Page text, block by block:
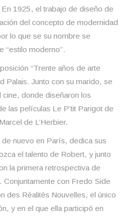
1925, el trabajo de diseño de
del concepto de modernidad
lo que se su nombre se
“estilo moderno”.
“Trente años de arte
Palais. Junto con su marido, se
cine, donde diseñaron los
las películas Le P’tit Parigot de
de L’Herbier.
nuevo en París, dedica sus
el talento de Robert, y junto
la primera retrospectiva de
Conjuntamente con Fredo Side
des Réalités Nouvelles, el único
y en el que ella participó en